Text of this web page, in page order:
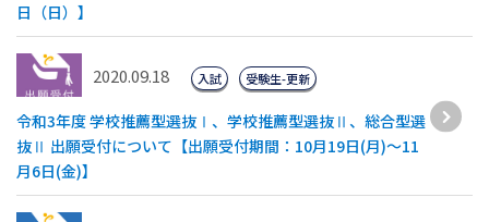
日（日）】
2020.09.18
令和3年度 学校推薦型選抜Ⅰ、学校推薦型選抜Ⅱ、総合型選
抜Ⅱ 出願受付について【出願受付期間：10月19日(月)～11
月6日(金)】
入試 受験生-更新